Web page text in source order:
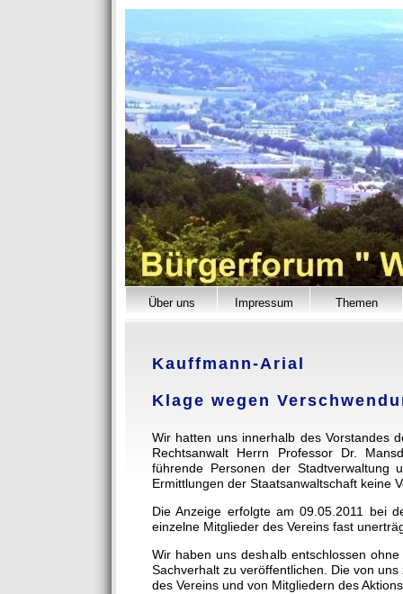
Über uns Impressum Themen
Kauffmann-Arial
Klage wegen
Wir hatten uns innerhalb des Vorstandes
Rechtsanwalt Herrn Professor Dr.
führende Personen der Stadtverwaltung
Ermittlungen der Staatsanwaltschaft keine
Die Anzeige erfolgte am 09.05.2011 bei
einzelne Mitglieder des Vereins fast
Wir haben uns deshalb entschlossen
Sachverhalt zu veröffentlichen. Die von
des Vereins und von Mitgliedern des